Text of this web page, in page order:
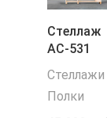
Стеллаж
АС-531
Стеллажи
Полки